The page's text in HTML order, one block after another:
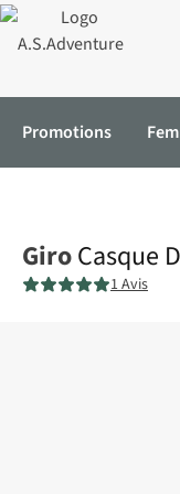
Promotions
GiroCasque
1 Avis